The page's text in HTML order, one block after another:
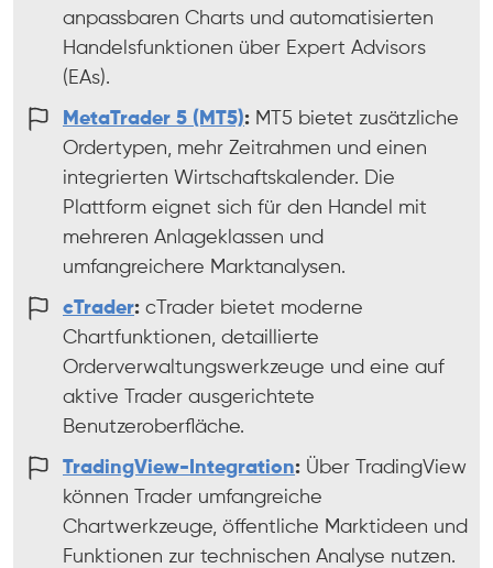
anpassbaren Charts und automatisierten
Handelsfunktionen über Expert Advisors
(EAs).
MetaTrader 5 (MT5): MT5 bietet zusätzliche
Ordertypen, mehr Zeitrahmen und einen
integrierten Wirtschaftskalender. Die
Plattform eignet sich für den Handel mit
mehreren Anlageklassen und
umfangreichere Marktanalysen.
cTrader: cTrader bietet moderne
Chartfunktionen, detaillierte
Orderverwaltungswerkzeuge und eine auf
aktive Trader ausgerichtete
Benutzeroberfläche.
TradingView-Integration: Über TradingView
können Trader umfangreiche
Chartwerkzeuge, öffentliche Marktideen und
Funktionen zur technischen Analyse nutzen.